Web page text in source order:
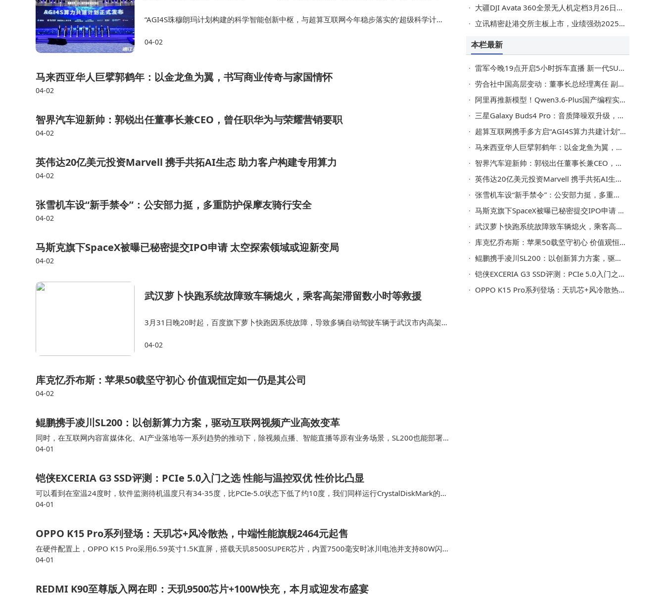
“AGI4S珠穆朗玛计划构建的科学智能创新中枢，与超算互联网今年稳步落实的‘超级科学计算
究人员、研究工具、研究对象的协…
04-02
马来西亚华人巨擘郭鹤年：以金龙鱼为翼，书写商业传奇与家国情怀
04-02
智界汽车迎新帅：郭锐出任董事长兼CEO，曾任职华为与荣耀营销要职
04-02
英伟达20亿美元投资Marvell 携手共拓AI生态 助力客户构建专用算力
04-02
张雪机车设“新手禁令”：公安部力挺，多重防护保摩友骑行安全
04-02
马斯克旗下SpaceX被曝已秘密提交IPO申请 太空探索领域或迎新变局
04-02
武汉萝卜快跑系统故障致车辆熄火，乘客高架滞留数小时等救援
3月31日晚20时起，百度旗下萝卜快跑因系统故障，导致多辆自动驾驶车辆于武汉市内高架环
成三股车道被压缩至一股，部分区域拥堵达…
04-02
库克忆乔布斯：苹果50载坚守初心 价值观恒定如一仍是其公司
04-02
鲲鹏携手凌川SL200：以创新算力方案，驱动互联网视频产业高效变革
同时，在互联网内容富媒体化、AI产业落地等一系列趋势的推动下，除视频点播、智能直播等原有业务场景，SL200也能部署
在智慧交通、智慧检测、广电传媒、AI视频生成、云游戏/云桌面/视频会议等业务场景的视频转码…
04-01
铠侠EXCERIA G3 SSD评测：PCIe 5.0入门之选 性能与温控双优 性价比凸显
可以看到在室温24度时，软件监测待机温度只有34-35度，比PCIe-5.0状态下低了约10度，我们同样运行CrystalDiskMark的顺
序读写测试，可以看到在PCIe 4.0状态下，铠侠EXCERIA…
04-01
OPPO K15 Pro系列登场：天玑芯+风冷散热，中端性能旗舰2464元起售
在硬件配置上，OPPO K15 Pro采用6.59英寸1.5K直屏，搭载天玑8500SUPER芯片，内置7500毫安时冰川电池并支持80W闪
充。K15 Pro+则升级为6.78英寸165Hz屏幕与天玑95…
04-01
REDMI K90至尊版入网在即：天玑9500芯片+100W快充，本月或迎发布盛宴
大疆DJI Avata 360全景无人机定档3月26日，8K影像与飞行体验再升级
立讯精密赴港交所主板上市，业绩强劲2025年前九月净利润达127亿
本栏最新
雷军今晚19点开启5小时拆车直播 新一代SU7六大部分拆解顺序提前揭晓
劳合社中国高层变动：董事长总经理离任 副总经理沈孚人暂掌大局
阿里再推新模型！Qwen3.6-Plus国产编程实力派，工业可用性拉满
三星Galaxy Buds4 Pro：音质降噪双升级，臻品认证打造沉浸聆听体验
超算互联网携手多方启“AGI4S算力共建计划” 推动科研范式加速变革
马来西亚华人巨擘郭鹤年：以金龙鱼为翼，书写商业传奇与家国情怀
智界汽车迎新帅：郭锐出任董事长兼CEO，曾任职华为与荣耀营销要职
英伟达20亿美元投资Marvell 携手共拓AI生态 助力客户构建专用算力
张雪机车设“新手禁令”：公安部力挺，多重防护保摩友骑行安全
马斯克旗下SpaceX被曝已秘密提交IPO申请 太空探索领域或迎新变局
武汉萝卜快跑系统故障致车辆熄火，乘客高架滞留数小时等救援
库克忆乔布斯：苹果50载坚守初心 价值观恒定如一仍是其公司
鲲鹏携手凌川SL200：以创新算力方案，驱动互联网视频产业高效变革
铠侠EXCERIA G3 SSD评测：PCIe 5.0入门之选 性能与温控双优 性价比凸显
OPPO K15 Pro系列登场：天玑芯+风冷散热，中端性能旗舰2464元起售